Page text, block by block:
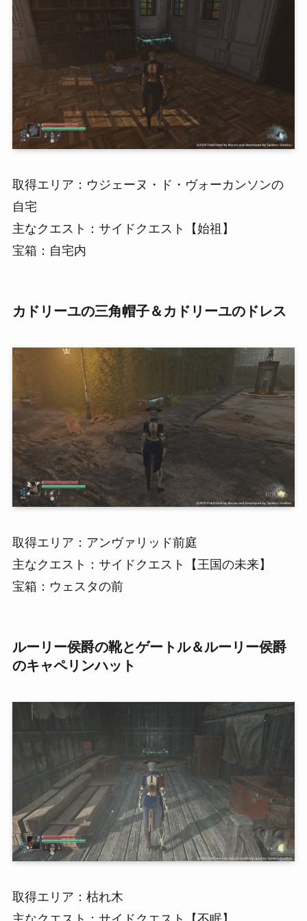
取得エリア：ウジェーヌ・ド・ヴォーカンソンの
自宅
主なクエスト：サイドクエスト【始祖】
宝箱：自宅内
カドリーユの三角帽子＆カドリーユのドレス
取得エリア：アンヴァリッド前庭
主なクエスト：サイドクエスト【王国の未来】
宝箱：ウェスタの前
ルーリー侯爵の靴とゲートル＆ルーリー侯爵
のキャペリンハット
取得エリア：枯れ木